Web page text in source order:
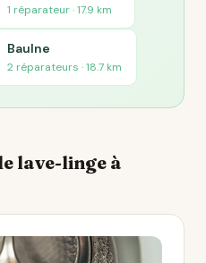
1 réparateur · 17.9 km
Baulne
2 réparateurs · 18.7 km
lave-linge à